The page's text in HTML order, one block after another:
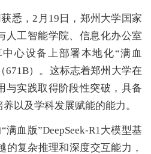
悉，2月19日，郑州大学国家
人工智能学院、信息化办公室
心设备上部署本地化“满血
671B）。这标志着郑州大学在
与实践取得阶段性突破，具备
以及学科发展赋能的能力。
血版”DeepSeek-R1大模型基
的复杂推理和深度交互能力，